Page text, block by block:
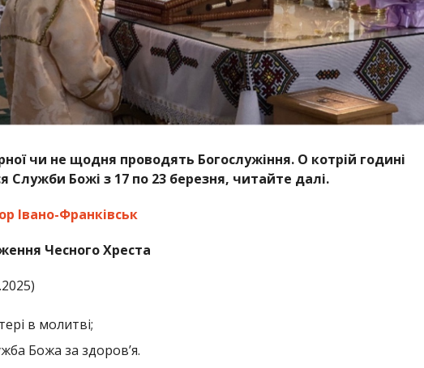
чи не щодня проводять Богослужіння. О котрій годині
Служби Божі з 17 по 23 березня, читайте далі.
Івано-Франківськ
Чесного Хреста
в молитві;
Божа за здоров’я.